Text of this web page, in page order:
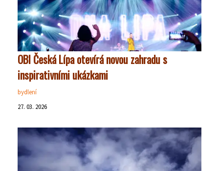
OBI Česká Lípa otevírá novou zahradu s
inspirativními ukázkami
bydlení
27. 03. 2026